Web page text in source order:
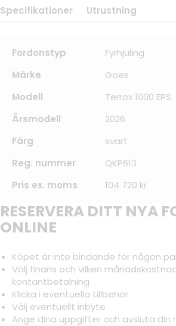
Specifikationer
Utrustning
Fordonstyp
Fyrhjuling
Märke
Goes
Modell
Terrox 1000 EPS
Årsmodell
2026
Färg
svart
Reg. nummer
QKP613
Pris ex. moms
104 720 kr
RESERVERA DITT NYA
ONLINE
Köpet är inte bindande för någon
Välj finans och vilken
kontantbetalning
Klicka i eventuella tillbehör
Välj eventuellt inbyte
Ange dina uppgifter och avsluta din